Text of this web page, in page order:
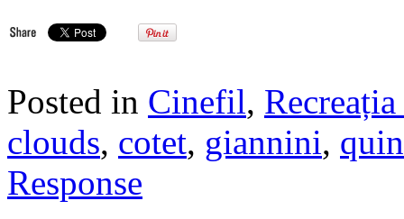
Posted in Cinefil,
clouds, cotet, giannini,
Response